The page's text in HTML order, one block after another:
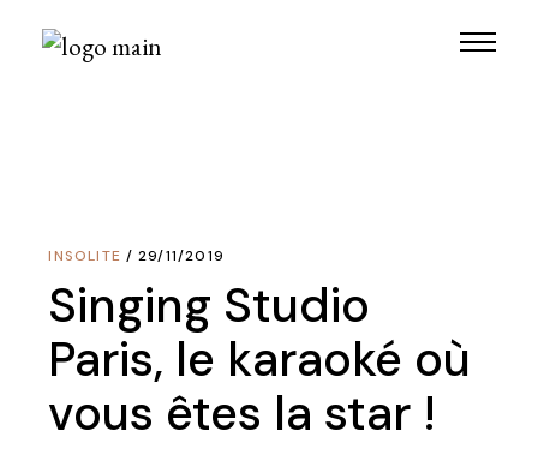
INSOLITE 29/11/2019
Singing Studio
Paris, le karaoké où
vous êtes la star !